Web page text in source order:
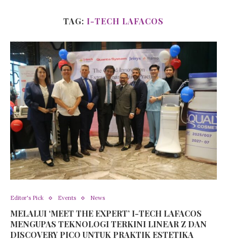
TAG: I-TECH LAFACOS
Editor's Pick Events News
MELALUI ‘MEET THE EXPERT’ I-TECH LAFACOS
MENGUPAS TEKNOLOGI TERKINI LINEAR Z DAN
DISCOVERY PICO UNTUK PRAKTIK ESTETIKA